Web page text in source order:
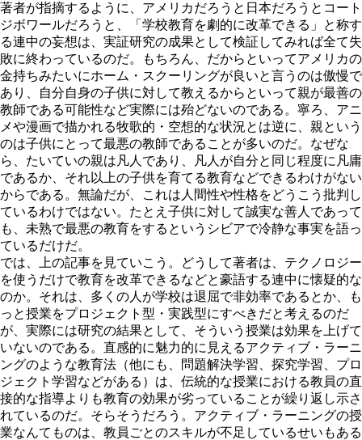
著者が指摘するように、アメリカだろうと日本だろうとコート
ジボワールだろうと、「学校教育を劇的に改革できる」と称す
る連中の妄想は、実証研究の成果として検証してみれば全て失
敗に終わっているのだ。もちろん、だからといってアメリカの
金持ちみたいにホーム・スクーリングが良いと言うのは傲慢で
あり、自分自身の子供に対して教えるからといって親が最善の
教師である可能性など実際には殆どないのである。寧ろ、アニ
メや漫画で描かれる牧歌的・空想的な状況とは逆に、親という
のは子供にとって最悪の教師であることが多いのだ。なぜな
ら、たいていの親は凡人であり、凡人が自分と同じ程度に凡庸
であるか、それ以上の子供を育てる教育などできるわけがない
からである。無論だが、これは人間性や性格をどうこう批判し
ているわけではない。たとえ子供に対して誠実な善人であって
も、未熟で最悪の教育をするというシビアで冷静な事実を語っ
ているだけだ。
では、上の記事を見ていこう。どうして著者は、テクノロジー
を使うだけで教育を改革できるなどと豪語する連中に懐疑的な
のか。それは、多くの人が学校は退屈で非効率であるとか、も
っと授業をプロジェクト型・実践型にすべきだと考えるのだ
が、実際には研究の結果として、そういう授業は効果を上げて
いないのである。直感的に魅力的に見えるアクティブ・ラーニ
ングのような教育法（他にも、問題解決学習、探究学習、プロ
ジェクト学習などがある）は、伝統的な授業における教員の直
接的な指導よりも教育の効果が劣っていることが繰り返し示さ
れているのだ。そらそうだろう。アクティブ・ラーニングの授
業なんてものは、教員ごとのスキルが不足しているせいもある